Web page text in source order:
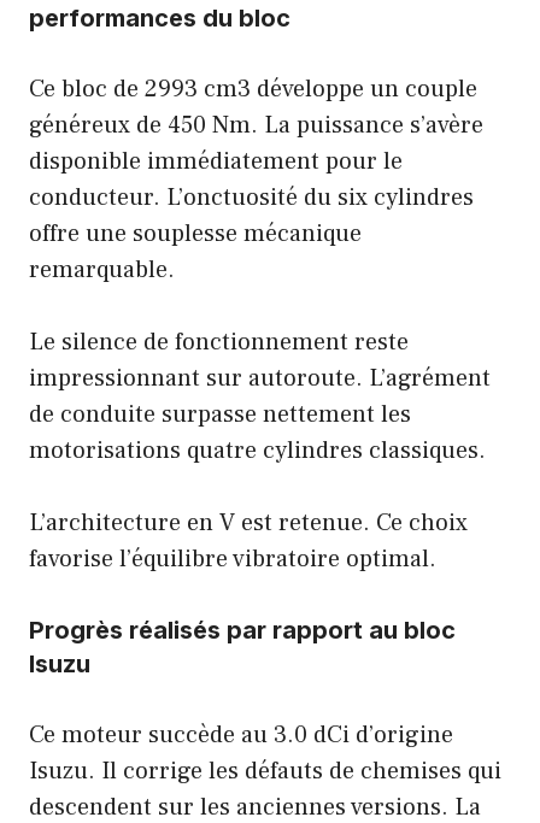
performances du bloc
Ce bloc de 2993 cm3 développe un couple
généreux de 450 Nm. La puissance s’avère
disponible immédiatement pour le
conducteur. L’onctuosité du six cylindres
offre une souplesse mécanique
remarquable.
Le silence de fonctionnement reste
impressionnant sur autoroute. L’agrément
de conduite surpasse nettement les
motorisations quatre cylindres classiques.
L’architecture en V est retenue. Ce choix
favorise l’équilibre vibratoire optimal.
Progrès réalisés par rapport au bloc
Isuzu
Ce moteur succède au 3.0 dCi d’origine
Isuzu. Il corrige les défauts de chemises qui
descendent sur les anciennes versions. La